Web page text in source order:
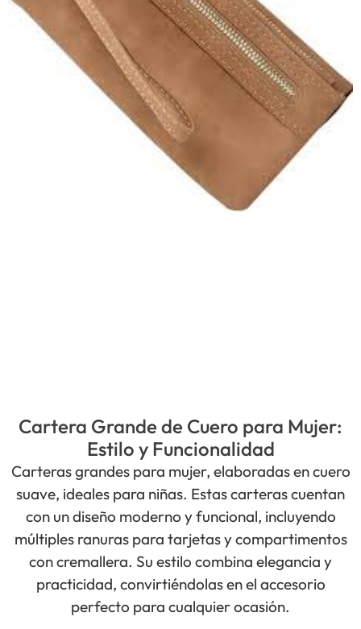
Cartera Grande de Cuero para Mujer:
Estilo y Funcionalidad
Carteras grandes para mujer, elaboradas en cuero
suave, ideales para niñas. Estas carteras cuentan
con un diseño moderno y funcional, incluyendo
múltiples ranuras para tarjetas y compartimentos
con cremallera. Su estilo combina elegancia y
practicidad, convirtiéndolas en el accesorio
perfecto para cualquier ocasión.